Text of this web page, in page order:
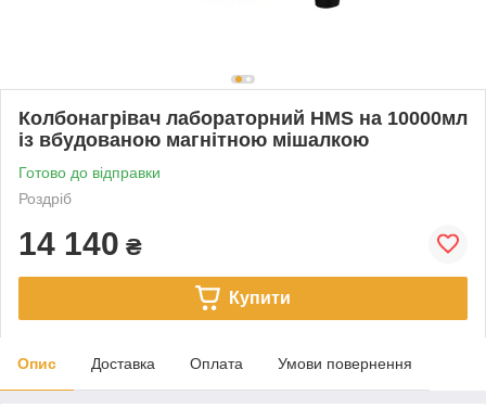
Колбонагрівач лабораторний HMS на 10000мл
із вбудованою магнітною мішалкою
Готово до відправки
Роздріб
14 140 ₴
Купити
Опис Доставка Оплата Умови повернення